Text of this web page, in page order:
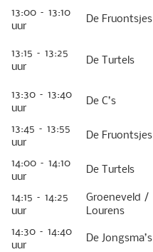
13:00 – 13:10
uur
De Fruontsjes
13:15 – 13:25
uur
De Turtels
13:30 – 13:40
uur
De C’s
13:45 – 13:55
uur
De Fruontsjes
14:00 – 14:10
uur
De Turtels
14:15 – 14:25
uur
Groeneveld /
Lourens
14:30 – 14:40
uur
De Jongsma’s